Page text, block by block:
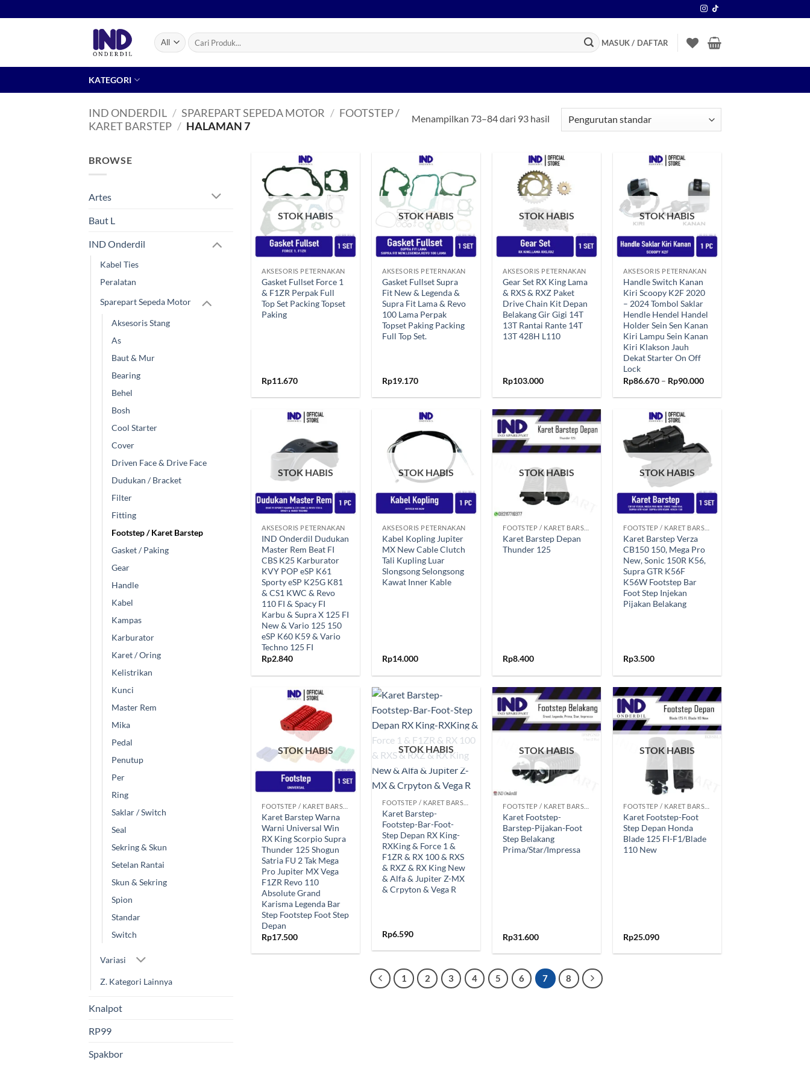
to
Pencarian
untuk:
MASUK / DAFTAR
KATEGORI
IND ONDERDIL / SPAREPART SEPEDA MOTOR / FOOTSTEP /
KARET BARSTEP / HALAMAN 7
Menampilkan 73–84 dari 93 hasil
BROWSE
Artes
Baut L
IND Onderdil
Kabel Ties
Peralatan
Sparepart Sepeda Motor
Aksesoris Stang
As
Baut & Mur
Bearing
Behel
Bosh
Cool Starter
Cover
Driven Face & Drive Face
Dudukan / Bracket
Filter
Fitting
Footstep / Karet Barstep
Gasket / Paking
Gear
Handle
Kabel
Kampas
Karburator
Karet / Oring
Kelistrikan
Kunci
Master Rem
Mika
Pedal
Penutup
Per
Ring
Saklar / Switch
Seal
Sekring & Skun
Setelan Rantai
Skun & Sekring
Spion
Standar
Switch
Variasi
Z. Kategori Lainnya
Knalpot
RP99
Spakbor
Tambahkan
ke Wishlist
STOK HABIS
AKSESORIS PETERNAKAN
Gasket Fullset Force 1
& F1ZR Perpak Full
Top Set Packing Topset
Paking
Rp11.670
Tambahkan
ke Wishlist
+
STOK HABIS
AKSESORIS PETERNAKAN
Gasket Fullset Supra
Fit New & Legenda &
Supra Fit Lama & Revo
100 Lama Perpak
Topset Paking Packing
Full Top Set.
Rp19.170
Tambahkan
ke Wishlist
STOK HABIS
AKSESORIS PETERNAKAN
Gear Set RX King Lama
& RXS & RXZ Paket
Drive Chain Kit Depan
Belakang Gir Gigi 14T
13T Rantai Rante 14T
13T 428H L110
Rp103.000
Tambahkan
ke Wishlist
+
STOK HABIS
AKSESORIS PETERNAKAN
Handle Switch Kanan
Kiri Scoopy K2F 2020
– 2024 Tombol Saklar
Hendle Hendel Handel
Holder Sein Sen Kanan
Kiri Lampu Sein Kanan
Kiri Klakson Jauh
Dekat Starter On Off
Lock
Rp86.670 – Rp90.000Rentang
Rp86.670
Tambahkan
ke Wishlist
+
STOK HABIS
AKSESORIS PETERNAKAN
IND Onderdil Dudukan
Master Rem Beat FI
CBS K25 Karburator
KVY POP eSP K61
Sporty eSP K25G K81
& CS1 KWC & Revo
110 FI & Spacy FI
Karbu & Supra X 125 FI
New & Vario 125 150
eSP K60 K59 & Vario
Techno 125 FI
Rp2.840
Tambahkan
ke Wishlist
STOK HABIS
AKSESORIS PETERNAKAN
Kabel Kopling Jupiter
MX New Cable Clutch
Tali Kupling Luar
Slongsong Selongsong
Kawat Inner Kable
Rp14.000
Tambahkan
ke Wishlist
STOK HABIS
Karet Barstep Depan
Thunder 125
Rp8.400
Tambahkan
ke Wishlist
+
STOK HABIS
Karet Barstep Verza
CB150 150, Mega Pro
New, Sonic 150R K56,
Supra GTR K56F
K56W Footstep Bar
Foot Step Injekan
Pijakan Belakang
Rp3.500
Tambahkan
ke Wishlist
STOK HABIS
Karet Barstep Warna
Warni Universal Win
RX King Scorpio Supra
Thunder 125 Shogun
Satria FU 2 Tak Mega
Pro Jupiter MX Vega
F1ZR Revo 110
Absolute Grand
Karisma Legenda Bar
Step Footstep Foot Step
Depan
Rp17.500
ke Wishlist
+
STOK HABIS
Karet Barstep-
Footstep-Bar-Foot-
Step Depan RX King-
RXKing & Force 1 &
F1ZR & RX 100 & RXS
& RXZ & RX King New
& Alfa & Jupiter Z-MX
& Crpyton & Vega R
Rp6.590
Tambahkan
ke Wishlist
STOK HABIS
Karet Footstep-
Barstep-Pijakan-Foot
Step Belakang
Prima/Star/Impressa
Rp31.600
Tambahkan
ke Wishlist
STOK HABIS
Karet Footstep-Foot
Step Depan Honda
Blade 125 FI-F1/Blade
110 New
Rp25.090
1 2 3 4 5 6 7 8